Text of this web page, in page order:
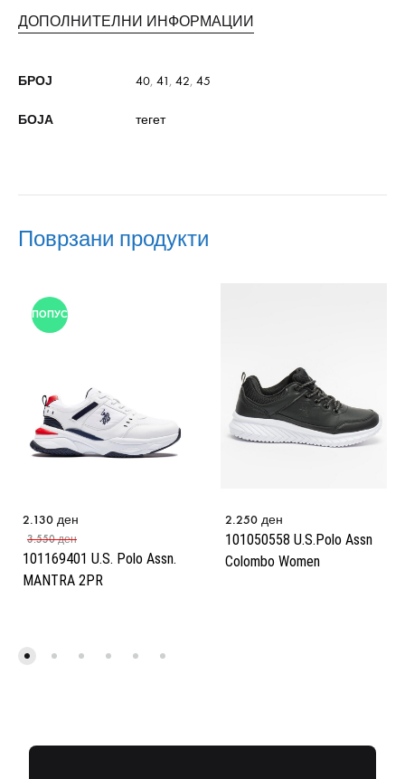
ДОПОЛНИТЕЛНИ ИНФОРМАЦИИ
БРОЈ 40, 41, 42, 45
БОЈА тегет
Поврзани продукти
ПОПУСТ
101169401 U.S. Polo Assn.
MANTRA 2PR
2.130 ден
3.550ден
101050558 U.S.Polo Assn
Colombo Women
2.250 ден